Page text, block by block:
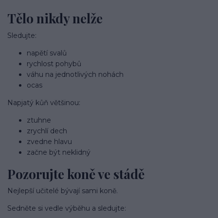
Tělo nikdy nelže
Sledujte:
napětí svalů
rychlost pohybů
váhu na jednotlivých nohách
ocas
Napjatý kůň většinou:
ztuhne
zrychlí dech
zvedne hlavu
začne být neklidný
Pozorujte koně ve stádě
Nejlepší učitelé bývají sami koně.
Sedněte si vedle výběhu a sledujte: